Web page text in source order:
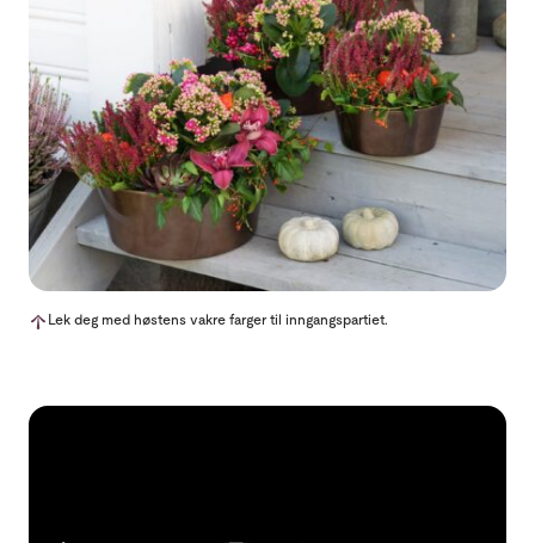
Lek deg med høstens vakre farger til inngangspartiet.